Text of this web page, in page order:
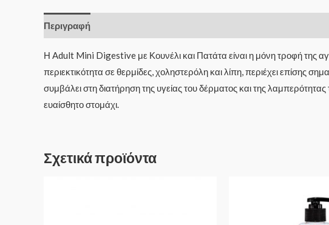
Περιγραφή
Η Adult Mini Digestive με Κουνέλι και Πατάτα είναι η μόνη τροφή της
περιεκτικότητα σε θερμίδες, χοληστερόλη και λίπη, περιέχει επίσης
συμβάλει στη διατήρηση της υγείας του δέρματος και της
ευαίσθητο στομάχι.
Σχετικά προϊόντα